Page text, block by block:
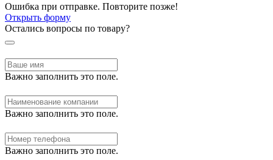
Ошибка при отправке. Повторите позже!
Открыть форму
Остались вопросы по товару?
Важно заполнить это поле.
Важно заполнить это поле.
Важно заполнить это поле.